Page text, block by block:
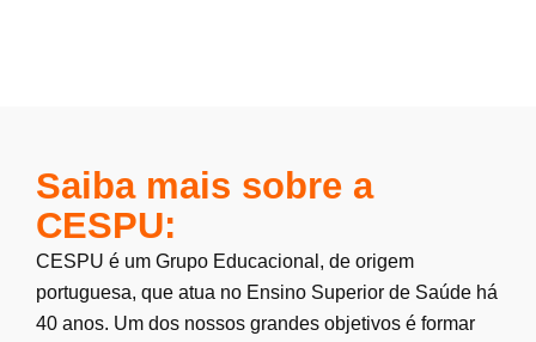
Saiba mais sobre a
CESPU:
CESPU é um Grupo Educacional, de origem
portuguesa, que atua no Ensino Superior de Saúde há
40 anos. Um dos nossos grandes objetivos é formar